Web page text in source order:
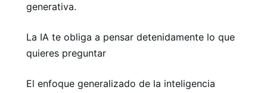
generativa.
La IA te obliga a pensar detenidamente lo que
quieres preguntar
El enfoque generalizado de la inteligencia